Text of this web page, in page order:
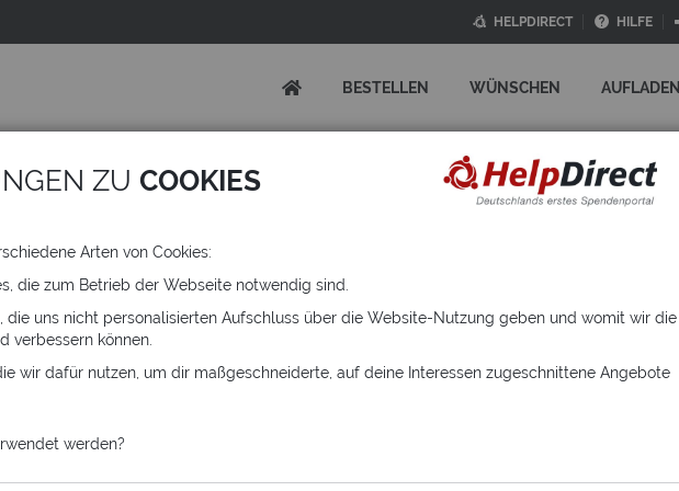
HELPDIRECT HILFE
BESTELLEN WÜNSCHEN AUFLADEN
ZU COOKIES
Arten von Cookies:
die zum Betrieb der Webseite notwendig sind.
die uns nicht personalisierten Aufschluss über die Website-Nutzung geben und womit wir die
verbessern können.
wir dafür nutzen, um dir maßgeschneiderte, auf deine Interessen zugeschnittene Angebote
werden?